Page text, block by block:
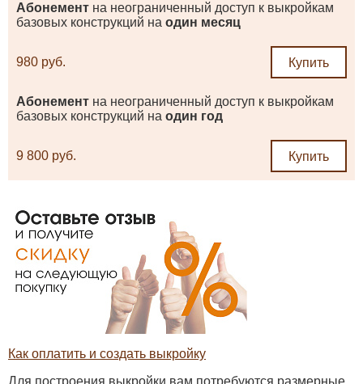
Абонемент на неограниченный доступ к выкройкам
базовых конструкций на один месяц
980 руб. Купить
Абонемент на неограниченный доступ к выкройкам
базовых конструкций на один год
9 800 руб. Купить
Как оплатить и создать выкройку
Для построения выкройки вам потребуются размерные